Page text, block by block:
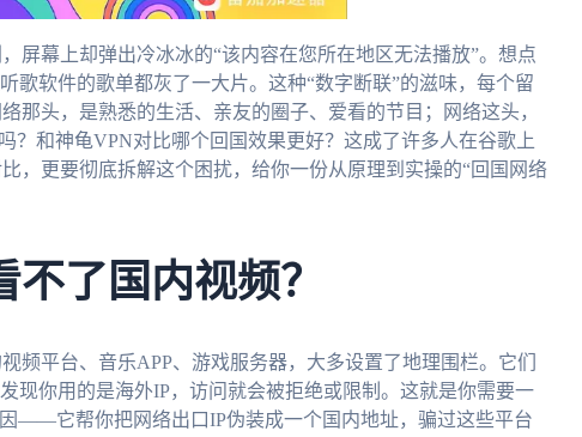
屏幕上却弹出冷冰冰的“该内容在您所在地区无法播放”。想点
歌软件的歌单都灰了一大片。这种“数字断联”的滋味，每个留
那头，是熟悉的生活、亲友的圈子、爱看的节目；网络这头，
？和神龟VPN对比哪个回国效果更好？这成了许多人在谷歌上
，更要彻底拆解这个困扰，给你一份从原理到实操的“回国网络
了国内视频？
频平台、音乐APP、游戏服务器，大多设置了地理围栏。它们
现你用的是海外IP，访问就会被拒绝或限制。这就是你需要一
——它帮你把网络出口IP伪装成一个国内地址，骗过这些平台